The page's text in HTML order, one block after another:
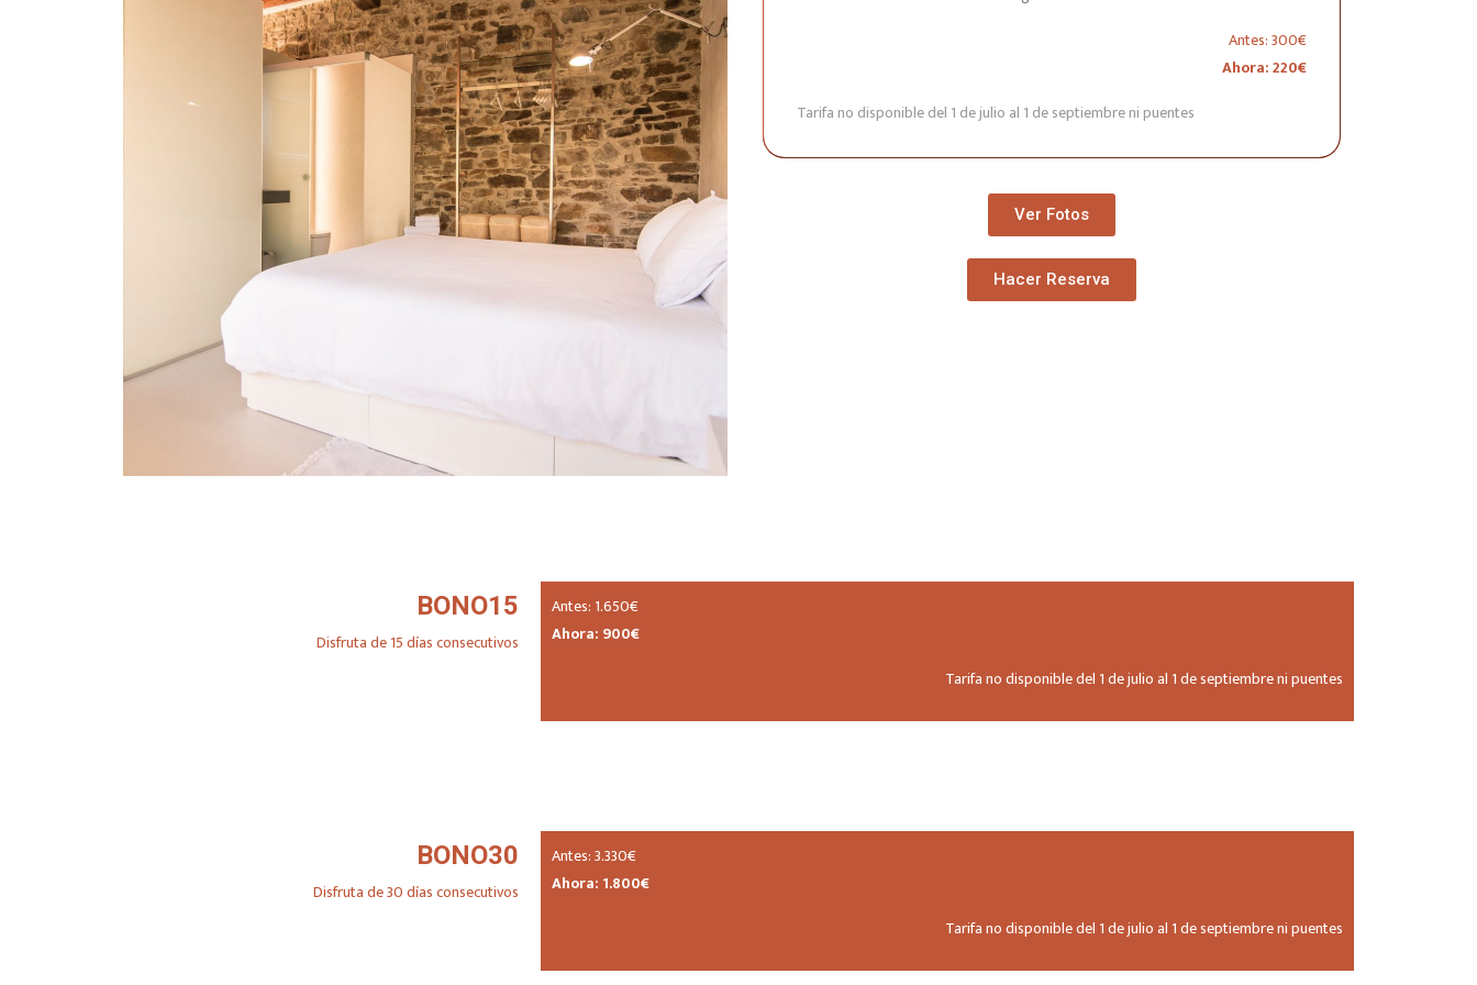
Antes: 300€
Ahora: 220€
Tarifa no disponible del 1 de julio al 1 de septiembre ni puentes
Ver Fotos
Hacer Reserva
BONO15
Disfruta de 15 días consecutivos
Antes: 1.650€
Ahora: 900€
Tarifa no disponible del 1 de julio al 1 de septiembre ni puentes
BONO30
Disfruta de 30 días consecutivos
Antes: 3.330€
Ahora: 1.800€
Tarifa no disponible del 1 de julio al 1 de septiembre ni puentes